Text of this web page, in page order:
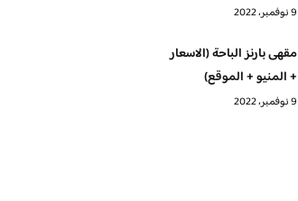
9 نوفمبر، 2022
مقهى بارنز الباحة (الاسعار
+ المنيو + الموقع)
9 نوفمبر، 2022